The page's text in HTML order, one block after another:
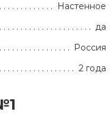
Настенное
да
Россия
2 года